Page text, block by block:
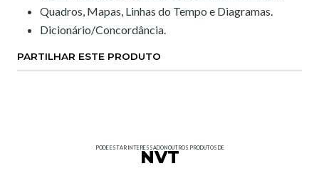
Quadros, Mapas, Linhas do Tempo e Diagramas.
Dicionário/Concordância.
PARTILHAR ESTE PRODUTO
PODE ESTAR INTERESSADO NOUTROS PRODUTOS DE
NVT